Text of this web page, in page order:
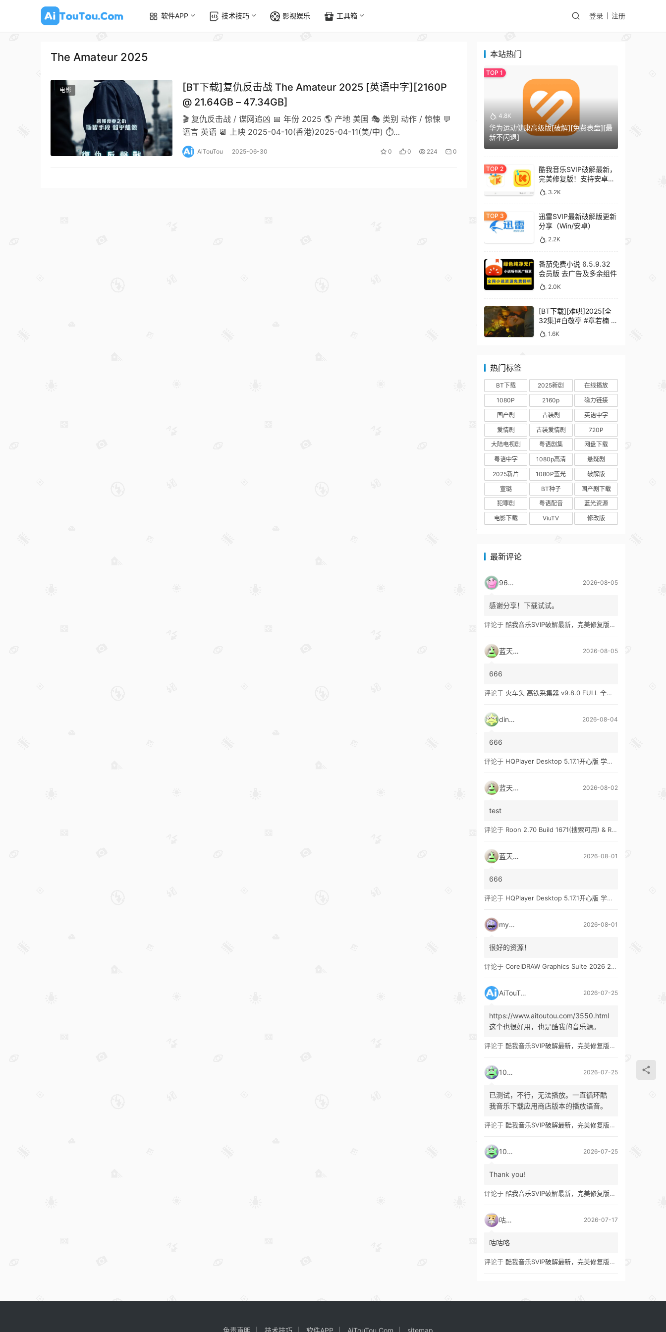
软件APP 技术技巧 影视娱乐 工具箱 登录 注册
The Amateur 2025
电影
[BT下载]复仇反击战 The Amateur 2025 [英语中字][2160P
@ 21.64GB – 47.34GB]
🎬 复仇反击战 / 谍网追凶 📅 年份 2025 🌎 产地 美国 🎭 类别 动作 / 惊悚 💬
语言 英语 📆 上映 2025-04-10(香港)2025-04-11(美/中) ⏱…
AiTouTou 2025-06-30 0 0 224 0
本站热门
4.8K
华为运动健康高级版[破解][免费表盘][最
新不闪退]
酷我音乐SVIP破解最新，
完美修复版！支持安卓
+车机+pc版！
3.2K
迅雷SVIP最新破解版更新
分享（Win/安卓）
2.2K
番茄免费小说 6.5.9.32
会员版 去广告及多余组件
2.0K
[BT下载][难哄]2025[全
32集]#白敬亭 #章若楠 #
何炅 #秦沛 #鲍起静
1.6K
热门标签
BT下载 2025新剧
在线播放
1080P
2160p
磁力链接
国产剧
古装剧
英语中字
爱情剧
古装爱情剧
720P
大陆电视剧
粤语剧集
网盘下载
粤语中字
1080p高清
悬疑剧
2025新片
1080P蓝光
破解版
宣璐
BT种子
国产剧下载
犯罪剧
粤语配音
蓝光资源
电影下载
ViuTV 修改版
最新评论
9627 2026-08-05
感谢分享！下载试试。
评论于 酷我音乐SVIP破解最新，完美修复版！支持安卓+车机+pc版！
蓝天真蓝 2026-08-05
666
评论于 火车头 高铁采集器 v9.8.0 FULL 全功能版（兼容win10、win11）
ding1 2026-08-04
666
评论于 HQPlayer Desktop 5.17.1开心版 学习版&HQPlayer Embedded 5.17.2开心版 学习版
蓝天真蓝 2026-08-02
test
评论于 Roon 2.70 Build 1671(搜索可用) & Roon 2.65 Build 1653 & Roon 1.8 Build 1151 Legacy 开心版 学习版
蓝天真蓝 2026-08-01
666
评论于 HQPlayer Desktop 5.17.1开心版 学习版&HQPlayer Embedded 5.17.2开心版 学习版
mypw 2026-08-01
很好的资源！
评论于 CorelDRAW Graphics Suite 2026 27.1 多语言 开心版 学习版 by KpoJIuK
AiTouTou 2026-07-25
https://www.aitoutou.com/3550.html
这个也很好用，也是酷我的音乐源。
评论于 酷我音乐SVIP破解最新，完美修复版！支持安卓+车机+pc版！
1035 2026-07-25
已测试，不行，无法播放。一直循环酷
我音乐下载应用商店版本的播放语音。
评论于 酷我音乐SVIP破解最新，完美修复版！支持安卓+车机+pc版！
1035 2026-07-25
Thank you!
评论于 酷我音乐SVIP破解最新，完美修复版！支持安卓+车机+pc版！
咕咕咯 2026-07-17
咕咕咯
评论于 酷我音乐SVIP破解最新，完美修复版！支持安卓+车机+pc版！
免责声明 技术技巧 软件APP AiTouTou.Com sitemap